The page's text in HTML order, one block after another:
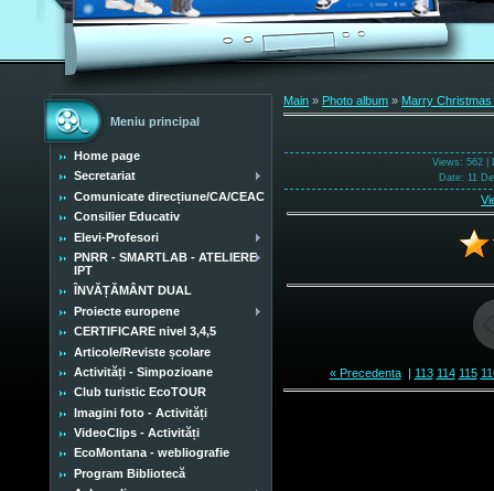
Meniu principal
Home page
Secretariat
Comunicate direcțiune/CA/CEAC
Consilier Educativ
Elevi-Profesori
PNRR - SMARTLAB - ATELIERE
IPT
ÎNVĂȚĂMÂNT DUAL
Proiecte europene
CERTIFICARE nivel 3,4,5
Articole/Reviste școlare
Activități - Simpozioane
Club turistic EcoTOUR
Imagini foto - Activități
VideoClips - Activități
EcoMontana - webliografie
Program Bibliotecă
Main » Photo album » Marry Christmas
Views: 562 |
Date: 11
« Precedenta| 113 114 115